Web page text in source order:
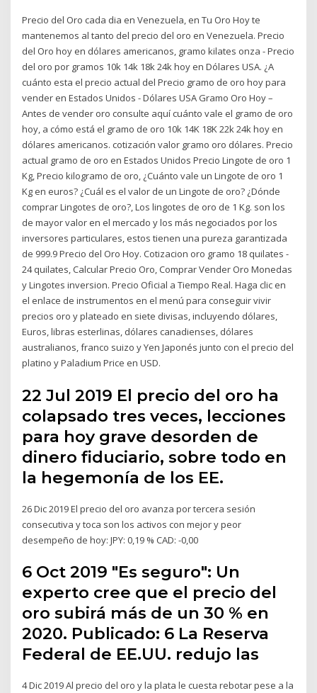
Precio del Oro cada dia en Venezuela, en Tu Oro Hoy te
mantenemos al tanto del precio del oro en Venezuela. Precio
del Oro hoy en dólares americanos, gramo kilates onza - Precio
del oro por gramos 10k 14k 18k 24k hoy en Dólares USA. ¿A
cuánto esta el precio actual del Precio gramo de oro hoy para
vender en Estados Unidos - Dólares USA Gramo Oro Hoy –
Antes de vender oro consulte aquí cuánto vale el gramo de oro
hoy, a cómo está el gramo de oro 10k 14K 18K 22k 24k hoy en
dólares americanos. cotización valor gramo oro dólares. Precio
actual gramo de oro en Estados Unidos Precio Lingote de oro 1
Kg, Precio kilogramo de oro, ¿Cuánto vale un Lingote de oro 1
Kg en euros? ¿Cuál es el valor de un Lingote de oro? ¿Dónde
comprar Lingotes de oro?, Los lingotes de oro de 1 Kg. son los
de mayor valor en el mercado y los más negociados por los
inversores particulares, estos tienen una pureza garantizada
de 999.9 Precio del Oro Hoy. Cotizacion oro gramo 18 quilates -
24 quilates, Calcular Precio Oro, Comprar Vender Oro Monedas
y Lingotes inversion. Precio Oficial a Tiempo Real. Haga clic en
el enlace de instrumentos en el menú para conseguir vivir
precios oro y plateado en siete divisas, incluyendo dólares,
Euros, libras esterlinas, dólares canadienses, dólares
australianos, franco suizo y Yen Japonés junto con el precio del
platino y Paladium Price en USD.
22 Jul 2019 El precio del oro ha
colapsado tres veces, lecciones
para hoy grave desorden de
dinero fiduciario, sobre todo en
la hegemonía de los EE.
26 Dic 2019 El precio del oro avanza por tercera sesión
consecutiva y toca son los activos con mejor y peor
desempeño de hoy: JPY: 0,19 % CAD: -0,00
6 Oct 2019 "Es seguro": Un
experto cree que el precio del
oro subirá más de un 30 % en
2020. Publicado: 6 La Reserva
Federal de EE.UU. redujo las
4 Dic 2019 Al precio del oro y la plata le cuesta rebotar pese a la